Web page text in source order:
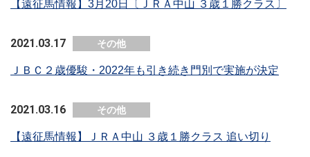
【遠征馬情報】3月20日〔ＪＲＡ中山 ３歳１勝クラス〕
2021.03.17 その他
ＪＢＣ２歳優駿・2022年も引き続き門別で実施が決定
2021.03.16 その他
【遠征馬情報】ＪＲＡ中山 ３歳１勝クラス 追い切り